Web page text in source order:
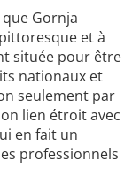
Gornja
et à
située pour être
nationaux et
seulement par
lien étroit avec
en fait un
professionnels